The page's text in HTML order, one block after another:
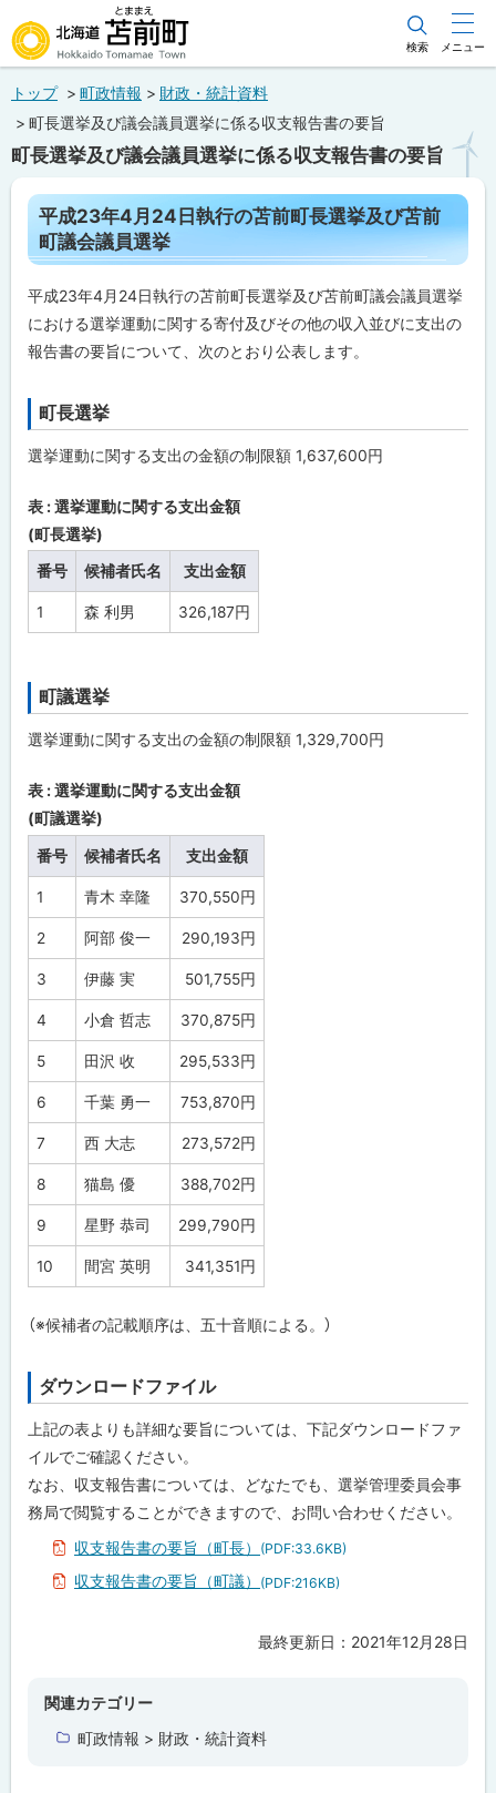
文
メ
北海道苫前町
Hokkaido Tomamae Town
検索 メニュー
トップ 町政情報
財政・統計資料
町長選挙及び議会議員選挙に係る収支報告書の要旨
町長選挙及び議会議員選挙に係る収支報告書の要旨
ペ
ー
ジ
内
次
平
成
2
4
月
2
4
執
行
の
苫
前
町
長
苫
前
町
議
議
員
選
挙
平成23年4月24日執行の苫前町長選挙及び苫前
町議会議員選挙
平成23年4月24日執行の苫前町長選挙及び苫前町議会議員選挙
における選挙運動に関する寄付及びその他の収入並びに支出の
報告書の要旨について、次のとおり公表します。
ト
プ
に
戻
る
町長選挙
選挙運動に関する支出の金額の制限額 1,637,600円
表 : 選挙運動に関する支出金額
(町長選挙)
番号 候補者氏名 支出金額
1 森 利男 326,187円
ト
プ
に
戻
る
町議選挙
選挙運動に関する支出の金額の制限額 1,329,700円
表 : 選挙運動に関する支出金額
(町議選挙)
番号 候補者氏名 支出金額
1 青木 幸隆 370,550円
2 阿部 俊一 290,193円
3 伊藤 実 501,755円
4 小倉 哲志 370,875円
5 田沢 收 295,533円
6 千葉 勇一 753,870円
7 西 大志 273,572円
8 猫島 優 388,702円
9 星野 恭司 299,790円
10 間宮 英明 341,351円
（※候補者の記載順序は、五十音順による。）
ト
プ
に
戻
る
ダウンロードファイル
上記の表よりも詳細な要旨については、下記ダウンロードファ
イルでご確認ください。
なお、収支報告書については、どなたでも、選挙管理委員会事
務局で閲覧することができますので、お問い合わせください。
収支報告書の要旨（町長）
(PDF:33.6KB)
収支報告書の要旨（町議） (PDF:216KB)
最終更新日： 2021年12月28日
関連カテゴリー
町政情報 > 財政・統計資料